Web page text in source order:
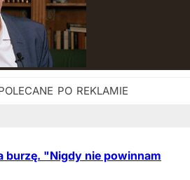
burzę. "Nigdy nie powinnam